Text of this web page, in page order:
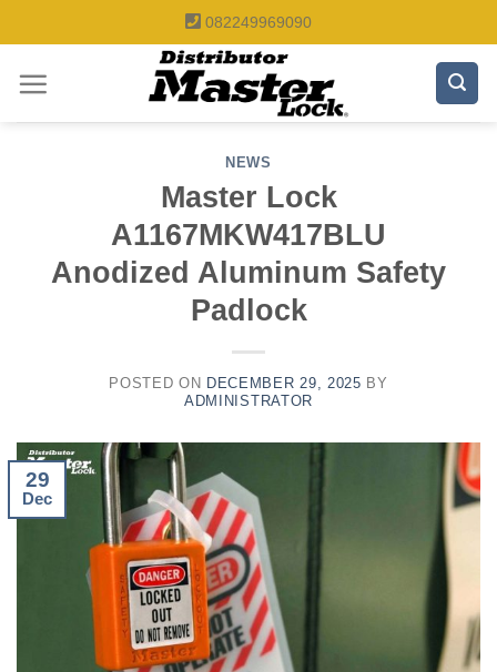
to
content
082249969090
NEWS
Master Lock
A1167MKW417BLU
Anodized Aluminum Safety
Padlock
POSTED ON DECEMBER 29, 2025 BY
ADMINISTRATOR
29
Dec